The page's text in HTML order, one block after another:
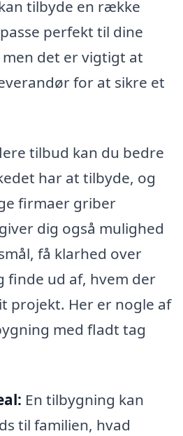
tilbyde en række
perfekt til dine
det er vigtigt at
for at sikre et
tilbud kan du bedre
har at tilbyde, og
firmaer griber
dig også mulighed
få klarhed over
finde ud af, hvem der
projekt. Her er nogle af
med fladt tag
En tilbygning kan
til familien, hvad